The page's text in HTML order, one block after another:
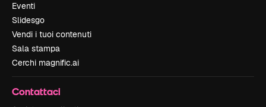
Eventi
Slidesgo
Vendi i tuoi contenuti
Sala stampa
Cerchi magnific.ai
Contattaci